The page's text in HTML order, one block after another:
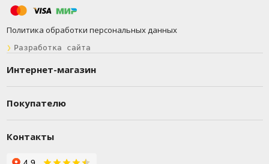
Политика обработки персональных данных
❯ Разработка сайта
Интернет-магазин
Покупателю
Контакты